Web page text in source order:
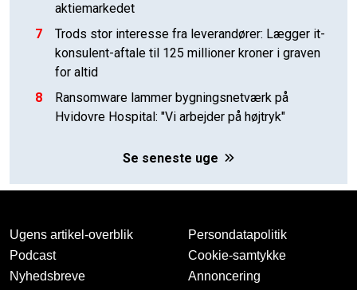
aktiemarkedet
7
Trods stor interesse fra leverandører: Lægger it-
konsulent-aftale til 125 millioner kroner i graven
for altid
8
Ransomware lammer bygningsnetværk på
Hvidovre Hospital: "Vi arbejder på højtryk"
Se seneste uge
Ugens artikel-overblik
Podcast
Nyhedsbreve
Persondatapolitik
Cookie-samtykke
Annoncering